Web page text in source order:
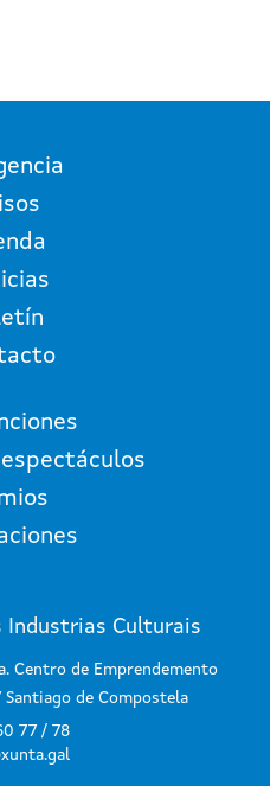
Industrias Culturais
Centro de Emprendemento
Santiago de Compostela
77 / 78